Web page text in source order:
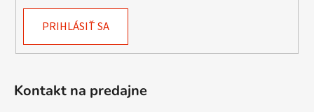
PRIHLÁSIŤ SA
Kontakt na predajne